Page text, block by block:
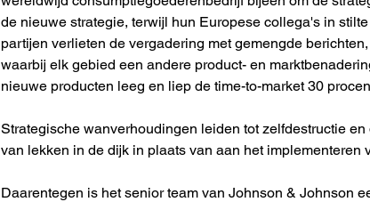
de nieuwe strategie, terwijl hun Europese collega's in
partijen verlieten de vergadering met gemengde
waarbij elk gebied een andere product- en
nieuwe producten leeg en liep de time-to-market 30
Strategische wanverhoudingen leiden tot zelfdestructie
van lekken in de dijk in plaats van aan het implementeren
Daarentegen is het senior team van Johnson & Johnson